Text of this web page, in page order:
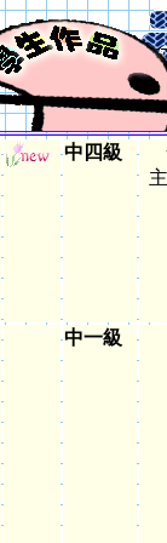
中四級
中一級